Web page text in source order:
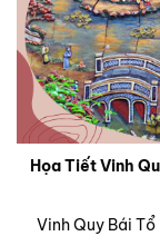
Họa Tiết Vinh
Vinh Quy Bái